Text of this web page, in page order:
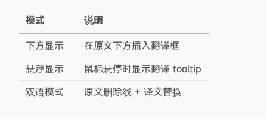
模式
说明
下方显示
在原文下方插入翻译框
悬浮显示
鼠标悬停时显示翻译 tooltip
双语模式
原文删除线 + 译文替换